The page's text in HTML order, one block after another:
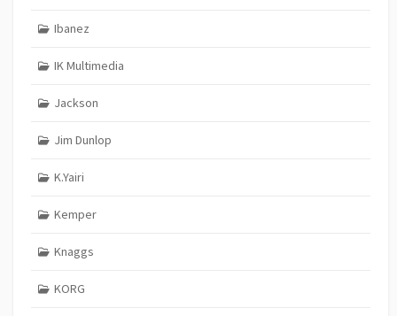
Ibanez
IK Multimedia
Jackson
Jim Dunlop
K.Yairi
Kemper
Knaggs
KORG